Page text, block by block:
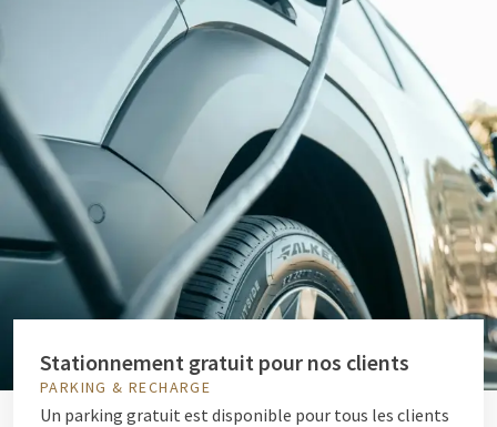
Stationnement gratuit pour nos clients
PARKING & RECHARGE
Un parking gratuit est disponible pour tous les clients